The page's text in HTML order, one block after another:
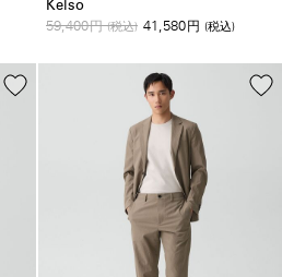
Kelso
59,400円(税込) 41,580円 (税込)